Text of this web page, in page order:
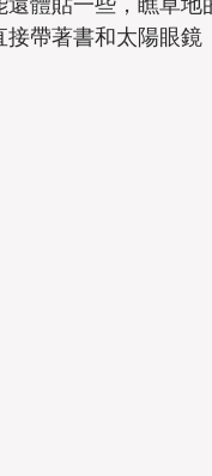
體貼一些，瞧草
帶著書和太陽眼